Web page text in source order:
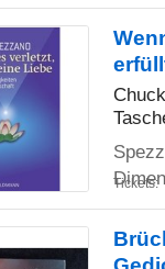
Tickets: